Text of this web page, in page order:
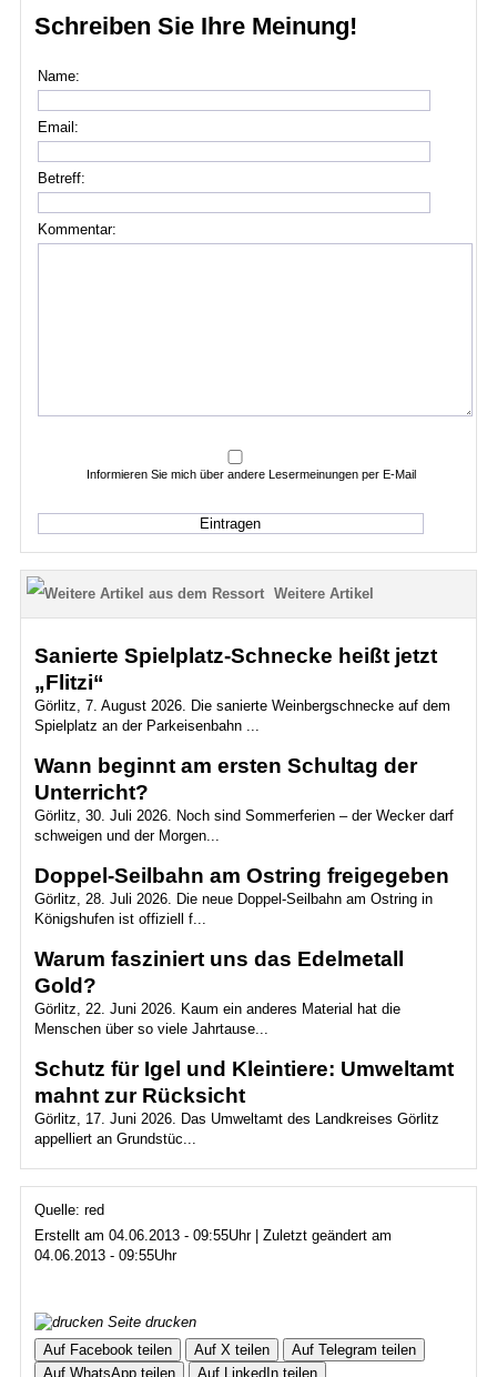
Schreiben Sie Ihre Meinung!
Name:
Email:
Betreff:
Kommentar:
Informieren Sie mich über andere Lesermeinungen per E-Mail
Weitere Artikel
Sanierte Spielplatz-Schnecke heißt jetzt
„Flitzi“
Görlitz, 7. August 2026. Die sanierte Weinbergschnecke auf dem
Spielplatz an der Parkeisenbahn ...
Wann beginnt am ersten Schultag der
Unterricht?
Görlitz, 30. Juli 2026. Noch sind Sommerferien – der Wecker darf
schweigen und der Morgen...
Doppel-Seilbahn am Ostring freigegeben
Görlitz, 28. Juli 2026. Die neue Doppel-Seilbahn am Ostring in
Königshufen ist offiziell f...
Warum fasziniert uns das Edelmetall
Gold?
Görlitz, 22. Juni 2026. Kaum ein anderes Material hat die
Menschen über so viele Jahrtause...
Schutz für Igel und Kleintiere: Umweltamt
mahnt zur Rücksicht
Görlitz, 17. Juni 2026. Das Umweltamt des Landkreises Görlitz
appelliert an Grundstüc...
Quelle: red
Erstellt am 04.06.2013 - 09:55Uhr | Zuletzt geändert am
04.06.2013 - 09:55Uhr
Seite drucken
Auf Facebook teilen
Auf X teilen
Auf Telegram teilen
Auf WhatsApp teilen
Auf LinkedIn teilen